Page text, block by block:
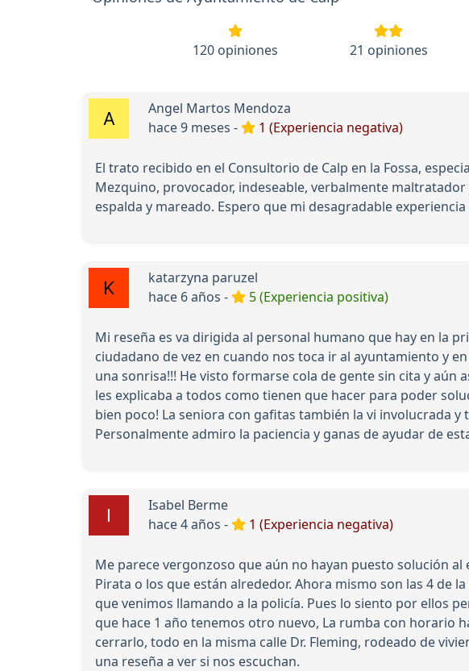
120 opiniones 21 opiniones
Angel Martos Mendoza
hace 9 meses -
1 (Experiencia negativa)
El trato recibido en el Consultorio de Calp en la Fossa,
Mezquino, provocador, indeseable, verbalmente
espalda y mareado. Espero que mi desagradable
katarzyna paruzel
hace 6 años -
5 (Experiencia positiva)
Mi reseña es va dirigida al personal humano que hay en la
ciudadano de vez en cuando nos toca ir al ayuntamiento y
una sonrisa!!! He visto formarse cola de gente sin cita y
les explicaba a todos como tienen que hacer para poder
bien poco! La seniora con gafitas también la vi involucrada
Personalmente admiro la paciencia y ganas de ayudar de
Isabel Berme
hace 4 años -
1 (Experiencia negativa)
Me parece vergonzoso que aún no hayan puesto solución al
Pirata o los que están alrededor. Ahora mismo son las 4 de
que venimos llamando a la policía. Pues lo siento por ellos
que hace 1 año tenemos otro nuevo, La rumba con horario
cerrarlo, todo en la misma calle Dr. Fleming, rodeado de
una reseña a ver si nos escuchan.